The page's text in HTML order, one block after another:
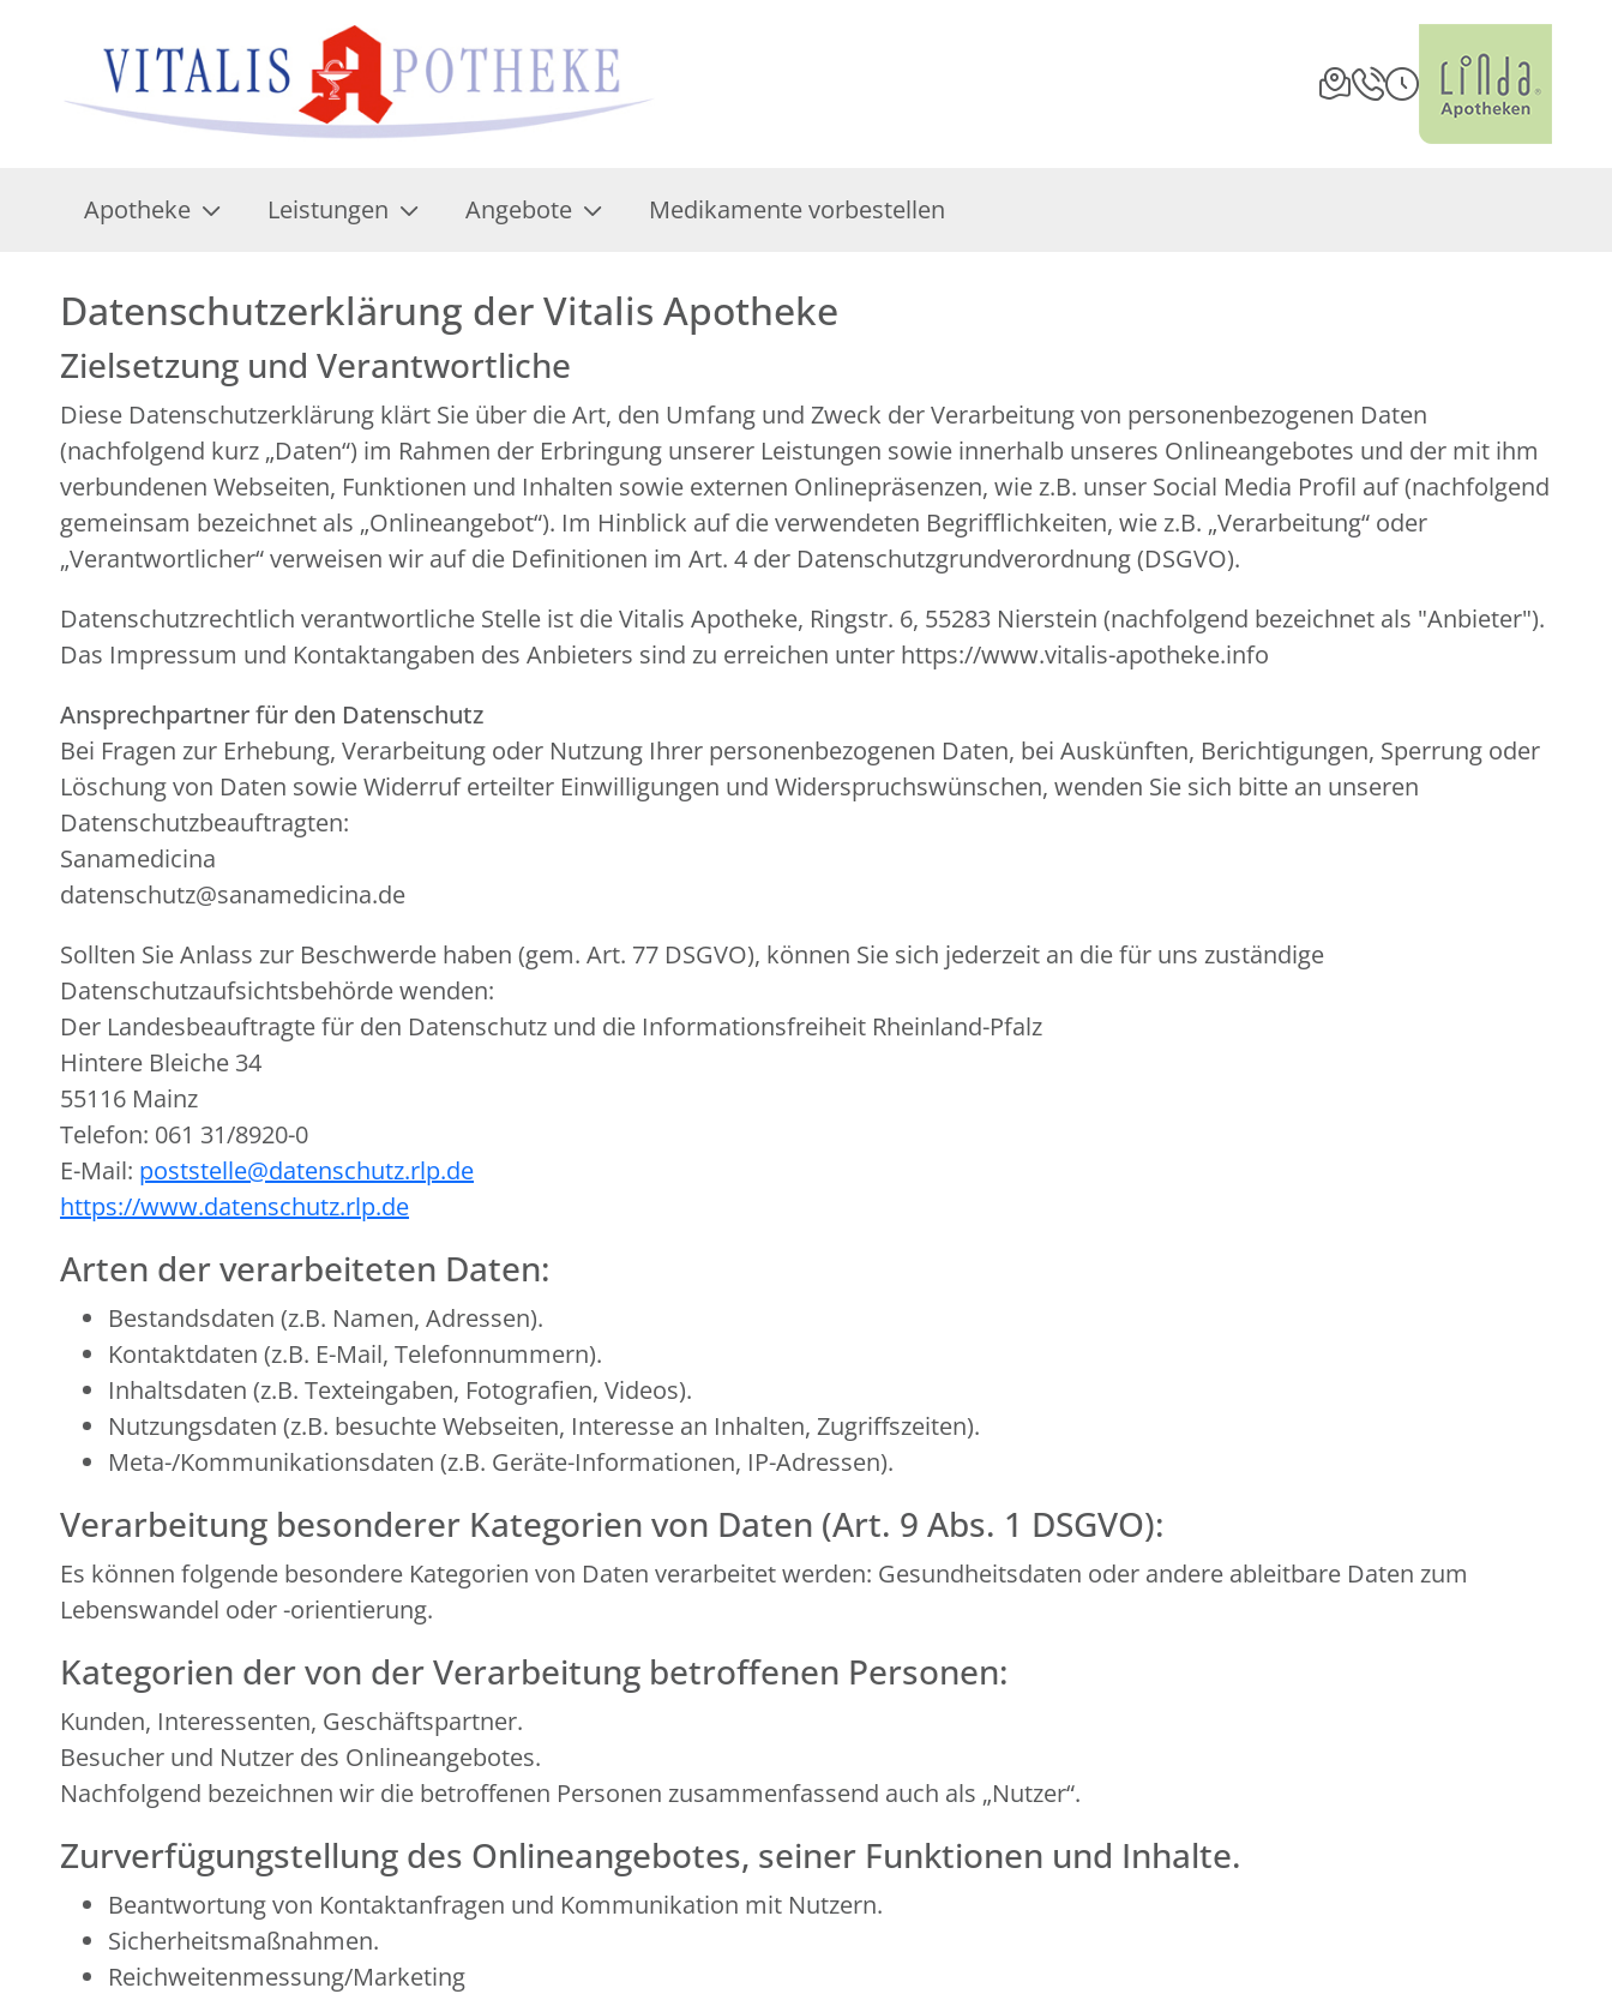
Apotheke Leistungen Angebote Medikamente vorbestellen
Datenschutzerklärung der Vitalis Apotheke
Zielsetzung und Verantwortliche
Diese Datenschutzerklärung klärt Sie über die Art, den Umfang und Zweck der Verarbeitung von personenbezogenen Daten
(nachfolgend kurz „Daten“) im Rahmen der Erbringung unserer Leistungen sowie innerhalb unseres Onlineangebotes und der mit ihm
verbundenen Webseiten, Funktionen und Inhalten sowie externen Onlinepräsenzen, wie z.B. unser Social Media Profil auf (nachfolgend
gemeinsam bezeichnet als „Onlineangebot“). Im Hinblick auf die verwendeten Begrifflichkeiten, wie z.B. „Verarbeitung“ oder
„Verantwortlicher“ verweisen wir auf die Definitionen im Art. 4 der Datenschutzgrundverordnung (DSGVO).
Datenschutzrechtlich verantwortliche Stelle ist die Vitalis Apotheke, Ringstr. 6, 55283 Nierstein (nachfolgend bezeichnet als "Anbieter").
Das Impressum und Kontaktangaben des Anbieters sind zu erreichen unter https://www.vitalis-apotheke.info
Ansprechpartner für den Datenschutz
Bei Fragen zur Erhebung, Verarbeitung oder Nutzung Ihrer personenbezogenen Daten, bei Auskünften, Berichtigungen, Sperrung oder
Löschung von Daten sowie Widerruf erteilter Einwilligungen und Widerspruchswünschen, wenden Sie sich bitte an unseren
Datenschutzbeauftragten:
Sanamedicina
datenschutz@sanamedicina.de
Sollten Sie Anlass zur Beschwerde haben (gem. Art. 77 DSGVO), können Sie sich jederzeit an die für uns zuständige
Datenschutzaufsichtsbehörde wenden:
Der Landesbeauftragte für den Datenschutz und die Informationsfreiheit Rheinland-Pfalz
Hintere Bleiche 34
55116 Mainz
Telefon: 061 31/8920-0
E-Mail: poststelle@datenschutz.rlp.de
https://www.datenschutz.rlp.de
Arten der verarbeiteten Daten:
Bestandsdaten (z.B. Namen, Adressen).
Kontaktdaten (z.B. E-Mail, Telefonnummern).
Inhaltsdaten (z.B. Texteingaben, Fotografien, Videos).
Nutzungsdaten (z.B. besuchte Webseiten, Interesse an Inhalten, Zugriffszeiten).
Meta-/Kommunikationsdaten (z.B. Geräte-Informationen, IP-Adressen).
Verarbeitung besonderer Kategorien von Daten (Art. 9 Abs. 1 DSGVO):
Es können folgende besondere Kategorien von Daten verarbeitet werden: Gesundheitsdaten oder andere ableitbare Daten zum
Lebenswandel oder -orientierung.
Kategorien der von der Verarbeitung betroffenen Personen:
Kunden, Interessenten, Geschäftspartner.
Besucher und Nutzer des Onlineangebotes.
Nachfolgend bezeichnen wir die betroffenen Personen zusammenfassend auch als „Nutzer“.
Zurverfügungstellung des Onlineangebotes, seiner Funktionen und Inhalte.
Beantwortung von Kontaktanfragen und Kommunikation mit Nutzern.
Sicherheitsmaßnahmen.
Reichweitenmessung/Marketing